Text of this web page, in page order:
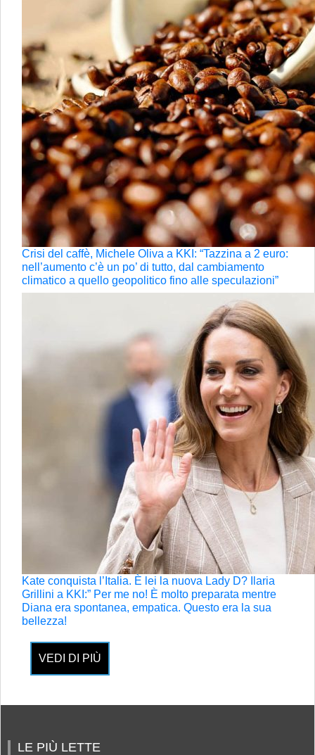
Crisi del caffè, Michele Oliva a KKI: “Tazzina a 2 euro:
nell’aumento c’è un po’ di tutto, dal cambiamento
climatico a quello geopolitico fino alle speculazioni”
Kate conquista l’Italia. È lei la nuova Lady D? Ilaria
Grillini a KKI:” Per me no! È molto preparata mentre
Diana era spontanea, empatica. Questo era la sua
bellezza!
VEDI DI PIÙ
LE PIÙ LETTE